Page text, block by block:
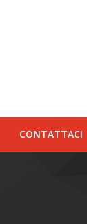
CONTATTACI